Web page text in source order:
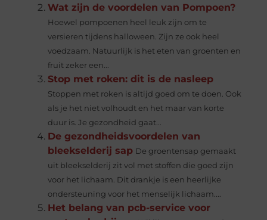
Wat zijn de voordelen van Pompoen?
Hoewel pompoenen heel leuk zijn om te
versieren tijdens halloween. Zijn ze ook heel
voedzaam. Natuurlijk is het eten van groenten en
fruit zeker een...
Stop met roken: dit is de nasleep
Stoppen met roken is altijd goed om te doen. Ook
als je het niet volhoudt en het maar van korte
duur is. Je gezondheid gaat...
De gezondheidsvoordelen van
bleekselderij sap De groentensap gemaakt
uit bleekselderij zit vol met stoffen die goed zijn
voor het lichaam. Dit drankje is een heerlijke
ondersteuning voor het menselijk lichaam....
Het belang van pcb-service voor